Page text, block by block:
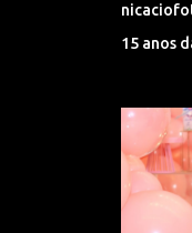
15 anos